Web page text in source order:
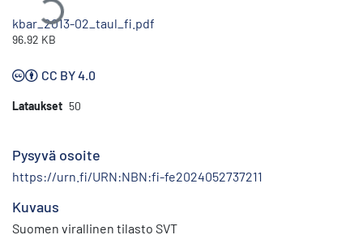
kbar_2013-02_taul_fi.pdf
96.92 KB
CC BY 4.0
Lataukset 50
Pysyvä osoite
https://urn.fi/URN:NBN:fi-fe2024052737211
Kuvaus
Suomen virallinen tilasto SVT